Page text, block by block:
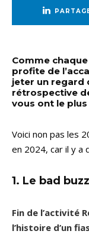
Comme
profite de
jeter un regard
rétrospective
vous ont le
Voici non pas les
en 2024, car il y a
1. Le bad
Fin de l’activité
l’histoire d’un